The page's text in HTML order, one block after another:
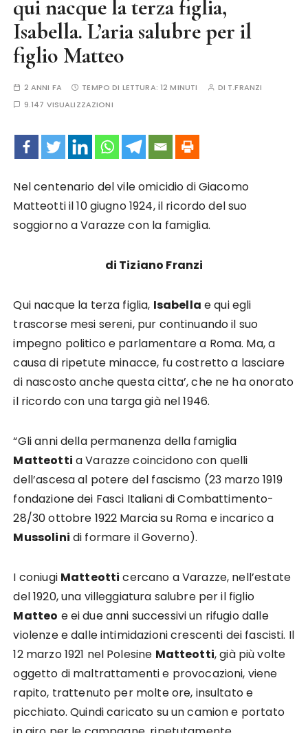
qui nacque la terza figlia,
Isabella. L’aria salubre per il
figlio Matteo
2 ANNI FA TEMPO DI LETTURA:12 MINUTI DI T.FRANZI
9.147 VISUALIZZAZIONI
Nel centenario del vile omicidio di Giacomo
Matteotti il 10 giugno 1924, il ricordo del suo
soggiorno a Varazze con la famiglia.
di Tiziano Franzi
Qui nacque la terza figlia, Isabella e qui egli
trascorse mesi sereni, pur continuando il suo
impegno politico e parlamentare a Roma. Ma, a
causa di ripetute minacce, fu costretto a lasciare
di nascosto anche questa citta’, che ne ha onorato
il ricordo con una targa già nel 1946.
“Gli anni della permanenza della famiglia
Matteotti a Varazze coincidono con quelli
dell’ascesa al potere del fascismo (23 marzo 1919
fondazione dei Fasci Italiani di Combattimento-
28/30 ottobre 1922 Marcia su Roma e incarico a
Mussolini di formare il Governo).
I coniugi Matteotti cercano a Varazze, nell’estate
del 1920, una villeggiatura salubre per il figlio
Matteo e ei due anni successivi un rifugio dalle
violenze e dalle intimidazioni crescenti dei fascisti. Il
12 marzo 1921 nel Polesine Matteotti, già più volte
oggetto di maltrattamenti e provocazioni, viene
rapito, trattenuto per molte ore, insultato e
picchiato. Quindi caricato su un camion e portato